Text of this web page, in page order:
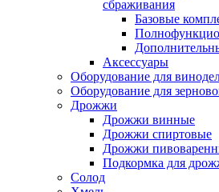
сбраживания
Базовые
Аксессуары
Оборудование для
Оборудование для
Дрожжи
Дрожжи винные
Дрожжи спиртовые
Дрожжи
Подкормка для
Солод